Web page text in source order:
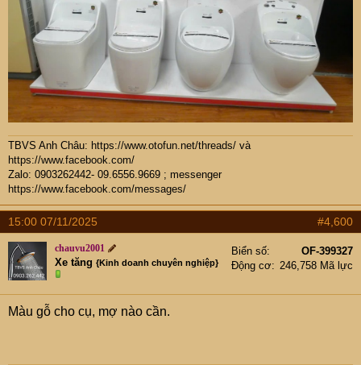
TBVS Anh Châu: https://www.otofun.net/threads/ và
https://www.facebook.com/
Zalo: 0903262442- 09.6556.9669 ; messenger
https://www.facebook.com/messages/
15:00 07/11/2025 #4,600
chauvu2001
Xe tăng {Kinh doanh chuyên nghiệp}
Biển số
OF-399327
Động cơ
246,758 Mã lực
Màu gỗ cho cụ, mợ nào cần.